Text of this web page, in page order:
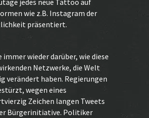
jedes neue Tattoo auf
wie z.B. Instagram der
präsentiert.
immer wieder darüber, wie diese
Netzwerke, die Welt
verändert haben. Regierungen
wegen eines
Zeichen langen Tweets
Bürgerinitiative. Politiker